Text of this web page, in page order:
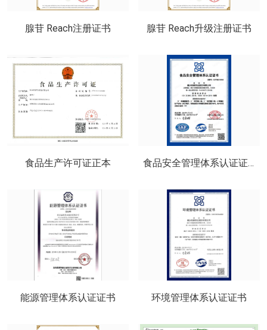
腺苷 Reach注册证书 腺苷 Reach升级注册证书
食品生产许可证正本 食品安全管理体系认证证书
能源管理体系认证证书 环境管理体系认证证书